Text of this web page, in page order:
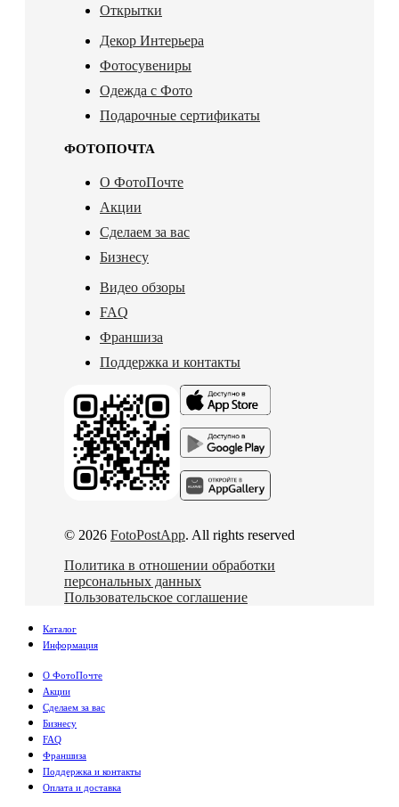
Открытки
Декор Интерьера
Фотосувениры
Одежда с Фото
Подарочные сертификаты
ФОТОПОЧТА
О ФотоПочте
Акции
Сделаем за вас
Бизнесу
Видео обзоры
FAQ
Франшиза
Поддержка и контакты
© 2026 FotoPostApp. All rights reserved
Политика в отношении обработки
персональных данных
Пользовательское соглашение
Каталог
Информация
О ФотоПочте
Акции
Сделаем за вас
Бизнесу
FAQ
Франшиза
Поддержка и контакты
Оплата и доставка